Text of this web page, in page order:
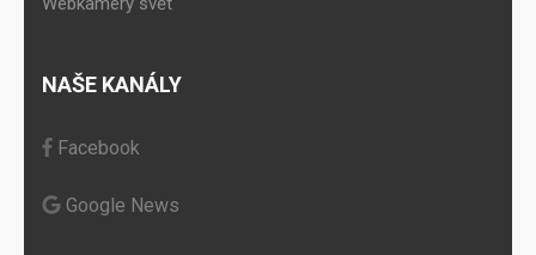
NAŠE KANÁLY
Facebook
Google News